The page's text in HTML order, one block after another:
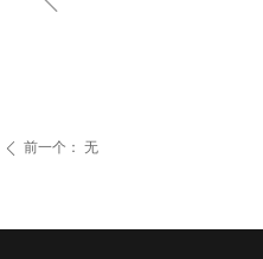
ꄴ 前一个： 无